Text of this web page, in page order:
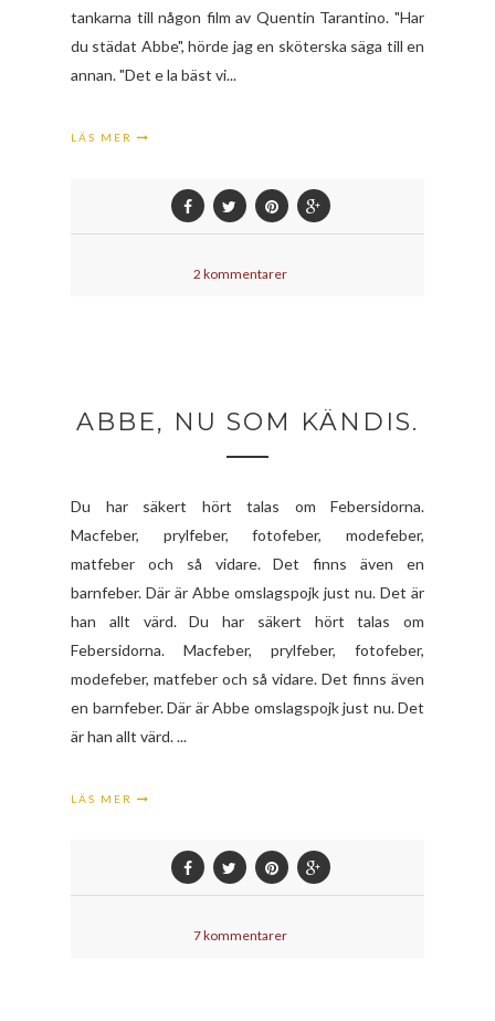
tankarna till någon film av Quentin Tarantino. "Har
du städat Abbe", hörde jag en sköterska säga till en
annan. "Det e la bäst vi...
LÄS MER
2 kommentarer
ABBE, NU SOM KÄNDIS.
Du har säkert hört talas om Febersidorna.
Macfeber, prylfeber, fotofeber, modefeber,
matfeber och så vidare. Det finns även en
barnfeber. Där är Abbe omslagspojk just nu. Det är
han allt värd. Du har säkert hört talas om
Febersidorna. Macfeber, prylfeber, fotofeber,
modefeber, matfeber och så vidare. Det finns även
en barnfeber. Där är Abbe omslagspojk just nu. Det
är han allt värd. ...
LÄS MER
7 kommentarer